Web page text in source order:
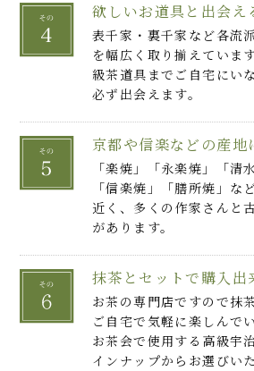
欲しいお道具と出会え
表千家・裏千家など各流
を幅広く取り揃えていま
級茶道具までご自宅にい
必ず出会えます。
京都や信楽などの産地
「楽焼」「永楽焼」「清
「信楽焼」「膳所焼」な
近く、多くの作家さんと
があります。
抹茶とセットで購入出
お茶の専門店ですので抹
ご自宅で気軽に楽しんで
お茶会で使用する高級宇
インナップからお選びい